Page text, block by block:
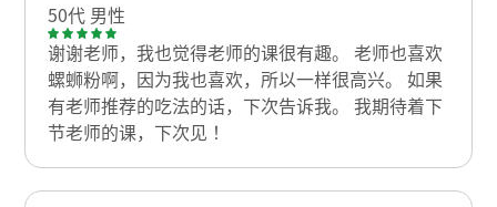
50代 男性
谢谢老师，我也觉得老师的课很有趣。 老师也喜欢
螺蛳粉啊，因为我也喜欢，所以一样很高兴。 如果
有老师推荐的吃法的话，下次告诉我。 我期待着下
节老师的课，下次见！